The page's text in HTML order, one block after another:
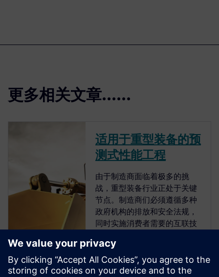
更多相关文章......
适用于重型装备的预
测式性能工程
由于制造商面临着极多的挑
战，重型装备行业正处于关键
节点。制造商们必须遵循多种
政府机构的排放和安全法规，
同时实施消费者需要的互联技
实世界仿真和物联网解决方案
结合起来，打造新一代机械。
西门子的预测式性能工程解决